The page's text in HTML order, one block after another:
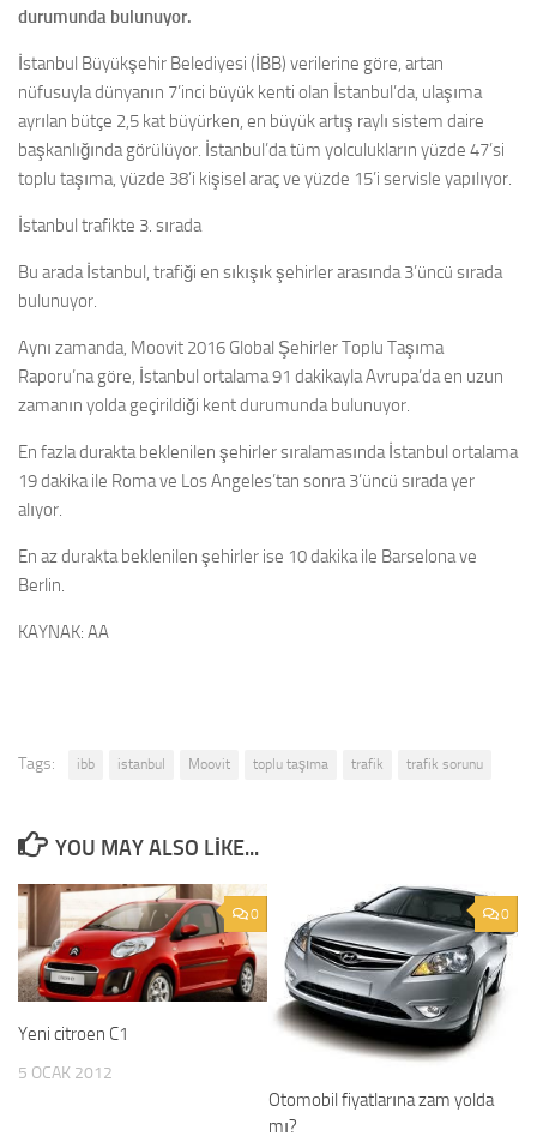
durumunda bulunuyor.
İstanbul Büyükşehir Belediyesi (İBB) verilerine göre, artan
nüfusuyla dünyanın 7’inci büyük kenti olan İstanbul’da, ulaşıma
ayrılan bütçe 2,5 kat büyürken, en büyük artış raylı sistem daire
başkanlığında görülüyor. İstanbul’da tüm yolculukların yüzde 47’si
toplu taşıma, yüzde 38’i kişisel araç ve yüzde 15’i servisle yapılıyor.
İstanbul trafikte 3. sırada
Bu arada İstanbul, trafiği en sıkışık şehirler arasında 3’üncü sırada
bulunuyor.
Aynı zamanda, Moovit 2016 Global Şehirler Toplu Taşıma
Raporu’na göre, İstanbul ortalama 91 dakikayla Avrupa’da en uzun
zamanın yolda geçirildiği kent durumunda bulunuyor.
En fazla durakta beklenilen şehirler sıralamasında İstanbul ortalama
19 dakika ile Roma ve Los Angeles’tan sonra 3’üncü sırada yer
alıyor.
En az durakta beklenilen şehirler ise 10 dakika ile Barselona ve
Berlin.
KAYNAK: AA
Tags: ibb istanbul Moovit toplu taşıma trafik trafik sorunu
YOU MAY ALSO LIKE...
0
Yeni citroen C1
5 OCAK 2012
0
Otomobil fiyatlarına zam yolda
mı?